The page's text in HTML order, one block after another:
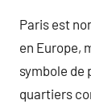
Paris est
en Europe,
symbole de
quartiers